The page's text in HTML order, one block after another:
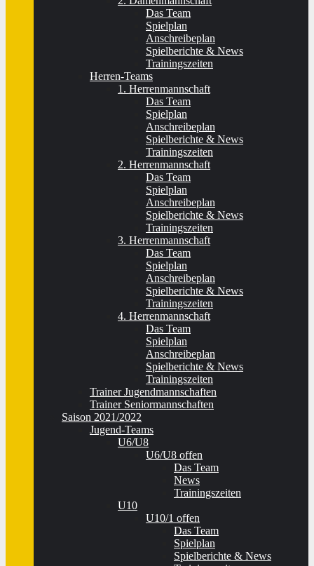
Das Team
Spielplan
Anschreibeplan
Spielberichte & News
Trainingszeiten
Herren-Teams
1. Herrenmannschaft
Das Team
Spielplan
Anschreibeplan
Spielberichte & News
Trainingszeiten
2. Herrenmannschaft
Das Team
Spielplan
Anschreibeplan
Spielberichte & News
Trainingszeiten
3. Herrenmannschaft
Das Team
Spielplan
Anschreibeplan
Spielberichte & News
Trainingszeiten
4. Herrenmannschaft
Das Team
Spielplan
Anschreibeplan
Spielberichte & News
Trainingszeiten
Trainer Jugendmannschaften
Trainer Seniormannschaften
Saison 2021/2022
Jugend-Teams
U6/U8
U6/U8 offen
Das Team
News
Trainingszeiten
U10
U10/1 offen
Das Team
Spielplan
Spielberichte & News